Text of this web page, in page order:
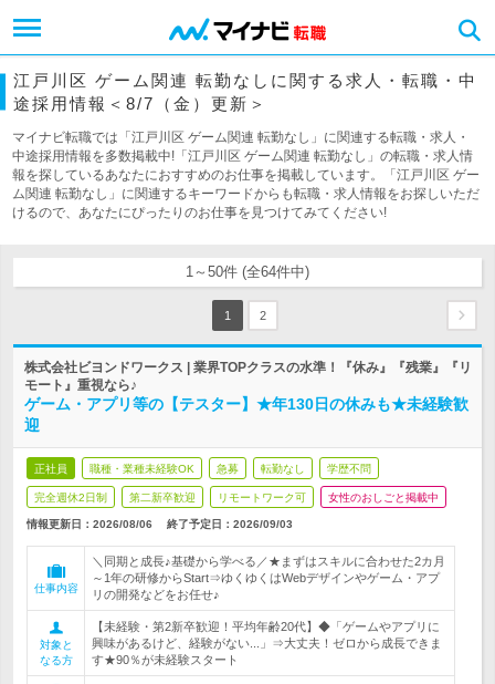
江戸川区 ゲーム関連 転勤なしに関する求人・転職・中
途採用情報＜8/7（金）更新＞
マイナビ転職では「江戸川区 ゲーム関連 転勤なし」に関連する転職・求人・
中途採用情報を多数掲載中!「江戸川区 ゲーム関連 転勤なし」の転職・求人情
報を探しているあなたにおすすめのお仕事を掲載しています。「江戸川区 ゲー
ム関連 転勤なし」に関連するキーワードからも転職・求人情報をお探しいただ
けるので、あなたにぴったりのお仕事を見つけてみてください!
1～50件 (全64件中)
1 2
株式会社ビヨンドワークス | 業界TOPクラスの水準！『休み』『残業』『リ
モート』重視なら♪
ゲーム・アプリ等の【テスター】★年130日の休みも★未経験歓
迎
正社員 職種・業種未経験OK 急募 転勤なし 学歴不問
完全週休2日制 第二新卒歓迎 リモートワーク可 女性のおしごと掲載中
情報更新日：2026/08/06 終了予定日： 2026/09/03
仕事内容
＼同期と成長♪基礎から学べる／★まずはスキルに合わせた2カ月
～1年の研修からStart⇒ゆくゆくはWebデザインやゲーム・アプ
リの開発などをお任せ♪
対象と
なる方
【未経験・第2新卒歓迎！平均年齢20代】◆「ゲームやアプリに
興味があるけど、経験がない...」⇒大丈夫！ゼロから成長できま
す★90％が未経験スタート